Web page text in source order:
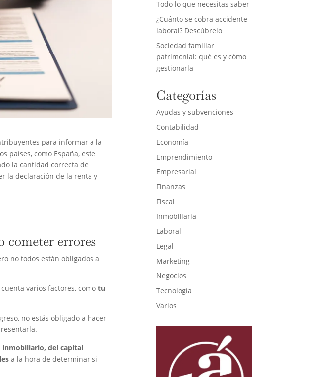
para informar a la
países, como España, este
la cantidad correcta de
la declaración de la renta y
cometer errores
no todos están obligados a
varios factores, comotu
no estás obligado a hacer
del capital
a la hora de determinar si
Todo lo que necesitas saber
¿Cuánto se cobra accidente
laboral? Descúbrelo
Sociedad familiar
patrimonial: qué es y cómo
gestionarla
Categorías
Ayudas y subvenciones
Contabilidad
Economía
Emprendimiento
Empresarial
Finanzas
Fiscal
Inmobiliaria
Laboral
Legal
Marketing
Negocios
Tecnología
Varios